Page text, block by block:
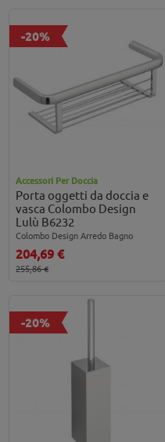
-20%
Accessori Per Doccia
Porta oggetti da doccia e
vasca Colombo Design
Lulù B6232
Colombo Design Arredo Bagno
204,69 €
255,86 €
-20%